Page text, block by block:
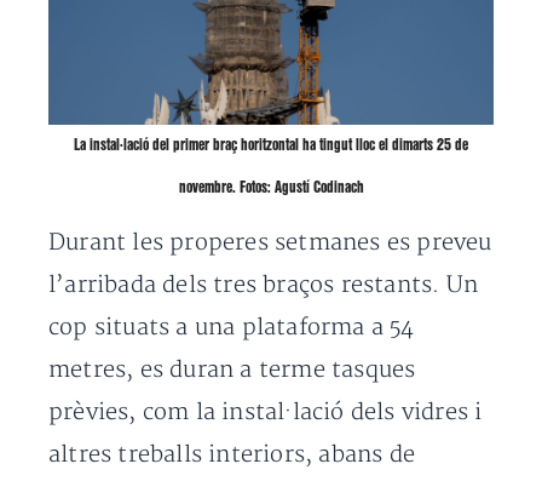
La instal·lació del primer braç horitzontal ha tingut lloc el dimarts 25 de
novembre. Fotos: Agustí Codinach
Durant les properes setmanes es preveu
l’arribada dels tres braços restants. Un
cop situats a una plataforma a 54
metres, es duran a terme tasques
prèvies, com la instal·lació dels vidres i
altres treballs interiors, abans de